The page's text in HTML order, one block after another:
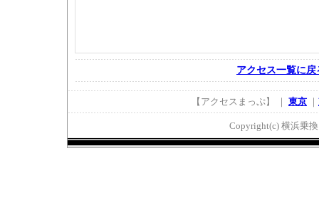
アクセス一覧に戻
【アクセスまっぷ】 ｜ 東京 ｜
Copyright(c) 横浜乗